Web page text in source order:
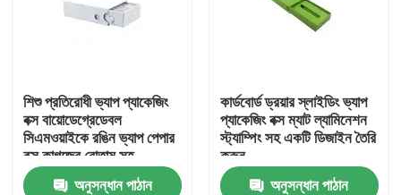
শিশু প্রতিরোধী ভ্যাপ প্যাকেজিং
বক্স বায়োডেগ্রেডেবল
সিএমওয়াইকে রঙিন ভ্যাপ পেপার
বক্স কাগজের বোতাম সহ
অনুসন্ধান পাঠান
কার্ডবোর্ড ড্রয়ার স্লাইডিং ভ্যাপ
প্যাকেজিং বক্স ম্যাট ল্যামিনেশন
স্ট্যাম্পিং সহ একটি ডিজাইন তৈরি
করুন
অনুসন্ধান পাঠান